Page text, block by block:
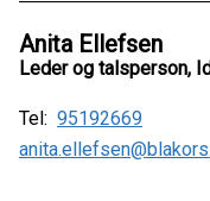
Anita Ellefsen
Leder og talsperson,
Tel: 95192669